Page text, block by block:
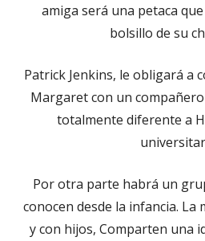
amiga será una petaca
bolsillo de su
Patrick Jenkins, le obligará a
Margaret con un
totalmente diferente a
Por otra parte habrá un
conocen desde la infancia. La
y con hijos, Comparten una